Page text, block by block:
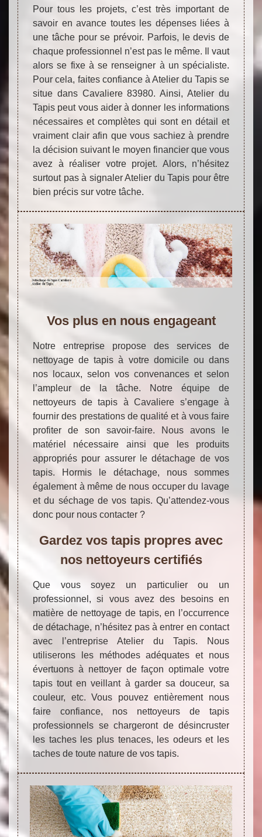
Pour tous les projets, c’est très important de
savoir en avance toutes les dépenses liées à
une tâche pour se prévoir. Parfois, le devis de
chaque professionnel n’est pas le même. Il vaut
alors se fixe à se renseigner à un spécialiste.
Pour cela, faites confiance à Atelier du Tapis se
situe dans Cavaliere 83980. Ainsi, Atelier du
Tapis peut vous aider à donner les informations
nécessaires et complètes qui sont en détail et
vraiment clair afin que vous sachiez à prendre
la décision suivant le moyen financier que vous
avez à réaliser votre projet. Alors, n’hésitez
surtout pas à signaler Atelier du Tapis pour être
bien précis sur votre tâche.
Vos plus en nous engageant
Notre entreprise propose des services de
nettoyage de tapis à votre domicile ou dans
nos locaux, selon vos convenances et selon
l’ampleur de la tâche. Notre équipe de
nettoyeurs de tapis à Cavaliere s’engage à
fournir des prestations de qualité et à vous faire
profiter de son savoir-faire. Nous avons le
matériel nécessaire ainsi que les produits
appropriés pour assurer le détachage de vos
tapis. Hormis le détachage, nous sommes
également à même de nous occuper du lavage
et du séchage de vos tapis. Qu’attendez-vous
donc pour nous contacter ?
Gardez vos tapis propres avec
nos nettoyeurs certifiés
Que vous soyez un particulier ou un
professionnel, si vous avez des besoins en
matière de nettoyage de tapis, en l’occurrence
de détachage, n’hésitez pas à entrer en contact
avec l’entreprise Atelier du Tapis. Nous
utiliserons les méthodes adéquates et nous
évertuons à nettoyer de façon optimale votre
tapis tout en veillant à garder sa douceur, sa
couleur, etc. Vous pouvez entièrement nous
faire confiance, nos nettoyeurs de tapis
professionnels se chargeront de désincruster
les taches les plus tenaces, les odeurs et les
taches de toute nature de vos tapis.